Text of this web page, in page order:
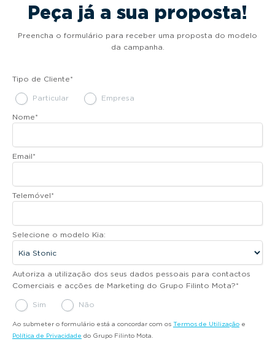
Peça já a sua proposta!
Preencha o formulário para receber uma proposta do modelo
da campanha.
Tipo de Cliente*
Particular Empresa
Nome*
Email*
Telemóvel*
Selecione o modelo Kia:
Autoriza a utilização dos seus dados pessoais para contactos
Comerciais e acções de Marketing do Grupo Filinto Mota?*
Sim Não
Ao submeter o formulário está a concordar com os Termos de Utilização e
Política de Privacidade do Grupo Filinto Mota.